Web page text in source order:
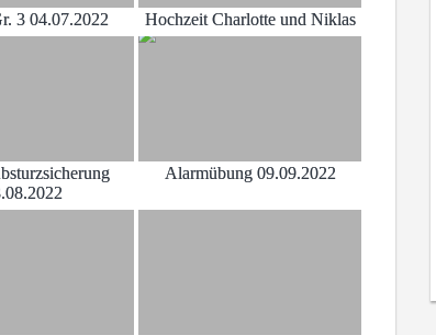
3 04.07.2022 Hochzeit Charlotte und Niklas
Alarmübung 09.09.2022